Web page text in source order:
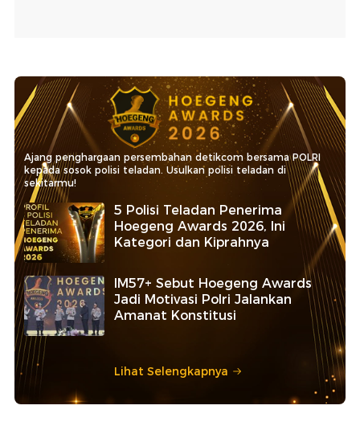
Ajang penghargaan persembahan detikcom bersama POLRI
kepada sosok polisi teladan. Usulkan polisi teladan di
sekitarmu!
5 Polisi Teladan Penerima
Hoegeng Awards 2026, Ini
Kategori dan Kiprahnya
IM57+ Sebut Hoegeng Awards
Jadi Motivasi Polri Jalankan
Amanat Konstitusi
Lihat Selengkapnya